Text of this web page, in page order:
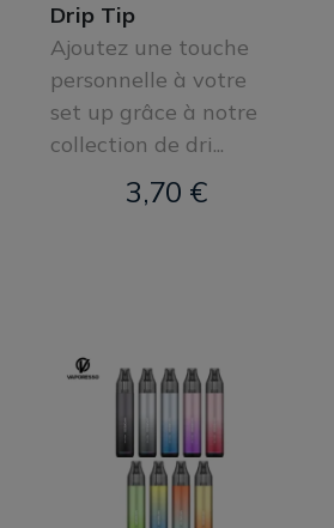
Drip Tip
Ajoutez une touche
personnelle à votre
set up grâce à notre
collection de dri...
3,70 €